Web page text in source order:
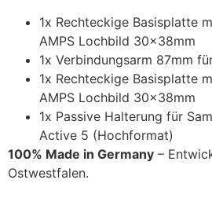
1x Rechteckige Basisplatte
AMPS Lochbild 30x38mm
1x Verbindungsarm 87mm
1x Rechteckige Basisplatte
AMPS Lochbild 30x38mm
1x Passive Halterung für
Active 5 (Hochformat)
100% Made in Germany –
Ostwestfalen.